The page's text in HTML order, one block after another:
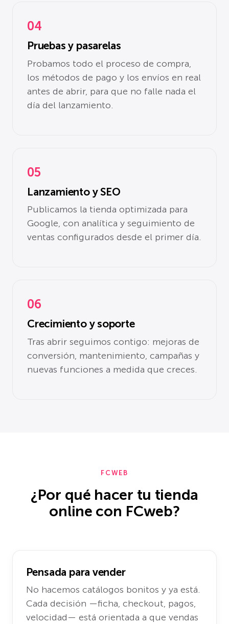
04
Pruebas y pasarelas
Probamos todo el proceso de compra,
los métodos de pago y los envíos en real
antes de abrir, para que no falle nada el
día del lanzamiento.
05
Lanzamiento y SEO
Publicamos la tienda optimizada para
Google, con analítica y seguimiento de
ventas configurados desde el primer día.
06
Crecimiento y soporte
Tras abrir seguimos contigo: mejoras de
conversión, mantenimiento, campañas y
nuevas funciones a medida que creces.
FCWEB
¿Por qué hacer tu tienda
online con FCweb?
Pensada para vender
No hacemos catálogos bonitos y ya está.
Cada decisión —ficha, checkout, pagos,
velocidad— está orientada a que vendas